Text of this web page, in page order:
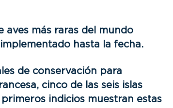
aves más raras del mundo
hasta la fecha.
de conservación para
cinco de las seis islas
indicios muestran estas